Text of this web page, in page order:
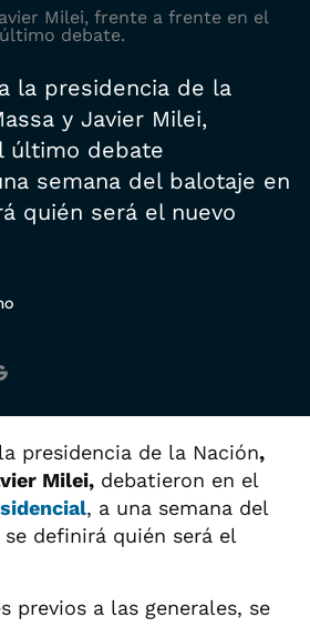
Milei, frente a frente en el
último debate.
la presidencia de la
y Javier Milei,
último debate
semana del balotaje en
quién será el nuevo
presidencia de la Nación,
Milei, debatieron en el
, a una semana del
se definirá quién será el
previos a las generales, se